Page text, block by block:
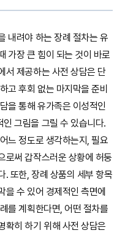
내려야 하는 장례 절차는 유
가장 큰 힘이 되는 것이 바로
서 제공하는 사전 상담은 단
고 후회 없는 마지막을 준비
을 통해 유가족은 이성적인
그림을 그릴 수 있습니다.
느 정도로 생각하는지, 필요
로써 갑작스러운 상황에 허둥
. 또한, 장례 상품의 세부 항목
을 수 있어 경제적인 측면에
를 계획한다면, 어떤 절차를
확히 하기 위해 사전 상담은